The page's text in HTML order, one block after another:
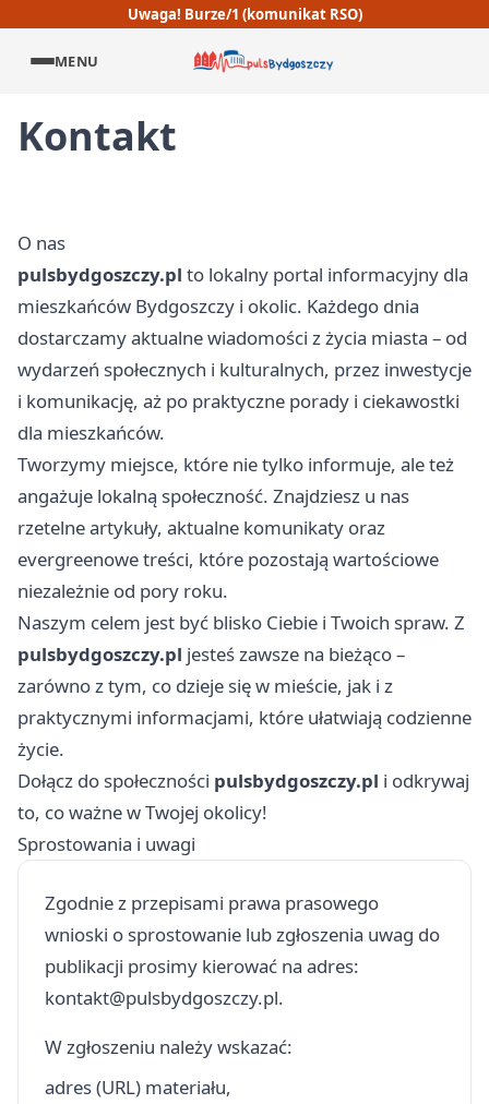
Uwaga! Burze/1 (komunikat RSO)
MENU
Kontakt
O nas
pulsbydgoszczy.pl to lokalny portal informacyjny dla
mieszkańców Bydgoszczy i okolic. Każdego dnia
dostarczamy aktualne wiadomości z życia miasta – od
wydarzeń społecznych i kulturalnych, przez inwestycje
i komunikację, aż po praktyczne porady i ciekawostki
dla mieszkańców.
Tworzymy miejsce, które nie tylko informuje, ale też
angażuje lokalną społeczność. Znajdziesz u nas
rzetelne artykuły, aktualne komunikaty oraz
evergreenowe treści, które pozostają wartościowe
niezależnie od pory roku.
Naszym celem jest być blisko Ciebie i Twoich spraw. Z
pulsbydgoszczy.pl jesteś zawsze na bieżąco –
zarówno z tym, co dzieje się w mieście, jak i z
praktycznymi informacjami, które ułatwiają codzienne
życie.
Dołącz do społeczności pulsbydgoszczy.pl i odkrywaj
to, co ważne w Twojej okolicy!
Sprostowania i uwagi
Zgodnie z przepisami prawa prasowego
wnioski o sprostowanie lub zgłoszenia uwag do
publikacji prosimy kierować na adres:
kontakt@pulsbydgoszczy.pl.
W zgłoszeniu należy wskazać:
adres (URL) materiału,